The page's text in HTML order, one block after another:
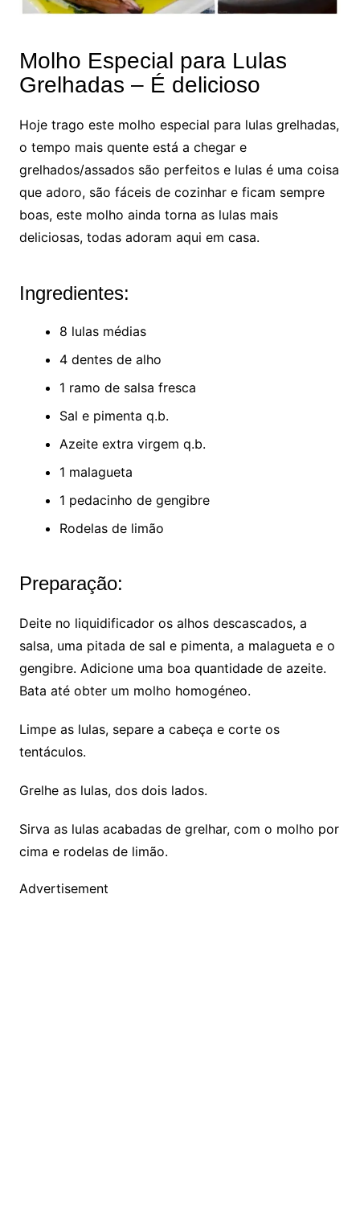
Molho Especial para Lulas
Grelhadas – É delicioso
Hoje trago este molho especial para lulas grelhadas,
o tempo mais quente está a chegar e
grelhados/assados são perfeitos e lulas é uma coisa
que adoro, são fáceis de cozinhar e ficam sempre
boas, este molho ainda torna as lulas mais
deliciosas, todas adoram aqui em casa.
Ingredientes:
8 lulas médias
4 dentes de alho
1 ramo de salsa fresca
Sal e pimenta q.b.
Azeite extra virgem q.b.
1 malagueta
1 pedacinho de gengibre
Rodelas de limão
Preparação:
Deite no liquidificador os alhos descascados, a
salsa, uma pitada de sal e pimenta, a malagueta e o
gengibre. Adicione uma boa quantidade de azeite.
Bata até obter um molho homogéneo.
Limpe as lulas, separe a cabeça e corte os
tentáculos.
Grelhe as lulas, dos dois lados.
Sirva as lulas acabadas de grelhar, com o molho por
cima e rodelas de limão.
Advertisement